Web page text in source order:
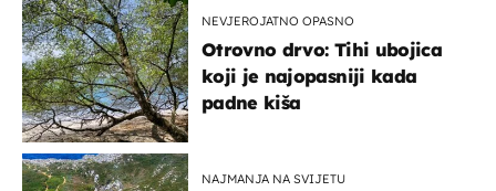
NEVJEROJATNO OPASNO
Otrovno drvo: Tihi ubojica
koji je najopasniji kada
padne kiša
NAJMANJA NA SVIJETU